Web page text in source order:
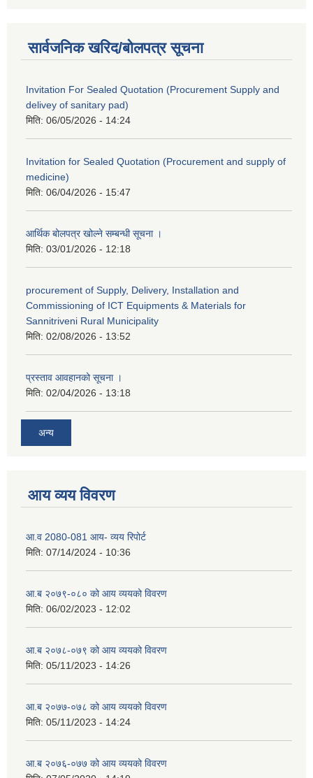
सार्वजनिक खरिद/बोलपत्र सूचना
Invitation For Sealed Quotation (Procurement Supply and
delivey of sanitary pad)
मिति: 06/05/2026 - 14:24
Invitation for Sealed Quotation (Procurement and supply of
medicine)
मिति: 06/04/2026 - 15:47
आर्थिक बोलपत्र खोल्ने सम्बन्धी सूचना ।
मिति: 03/01/2026 - 12:18
procurement of Supply, Delivery, Installation and
Commissioning of ICT Equipments & Materials for
Sannitriveni Rural Municipality
मिति: 02/08/2026 - 13:52
प्रस्ताव आवहानको सूचना ।
मिति: 02/04/2026 - 13:18
अन्य
आय व्यय विवरण
आ.व 2080-081 आय- व्यय रिपोर्ट
मिति: 07/14/2024 - 10:36
आ.ब २०७९-०८० को आय व्ययको विवरण
मिति: 06/02/2023 - 12:02
आ.ब २०७८-०७९ को आय व्ययको विवरण
मिति: 05/11/2023 - 14:26
आ.ब २०७७-०७८ को आय व्ययको विवरण
मिति: 05/11/2023 - 14:24
आ.ब २०७६-०७७ को आय व्ययको विवरण